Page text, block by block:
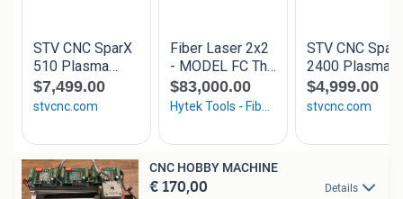
CNC HOBBY MACHINE
€ 170,00 Details